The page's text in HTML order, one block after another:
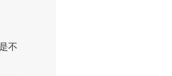
不